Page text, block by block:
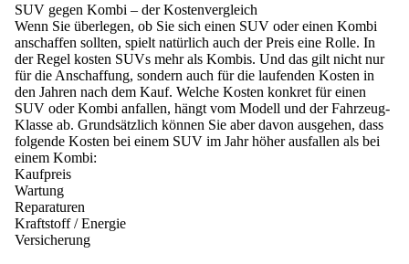
SUV gegen Kombi – der Kostenvergleich
Wenn Sie überlegen, ob Sie sich einen SUV oder einen Kombi
anschaffen sollten, spielt natürlich auch der Preis eine Rolle. In
der Regel kosten SUVs mehr als Kombis. Und das gilt nicht nur
für die Anschaffung, sondern auch für die laufenden Kosten in
den Jahren nach dem Kauf. Welche Kosten konkret für einen
SUV oder Kombi anfallen, hängt vom Modell und der Fahrzeug-
Klasse ab. Grundsätzlich können Sie aber davon ausgehen, dass
folgende Kosten bei einem SUV im Jahr höher ausfallen als bei
einem Kombi:
Kaufpreis
Wartung
Reparaturen
Kraftstoff / Energie
Versicherung